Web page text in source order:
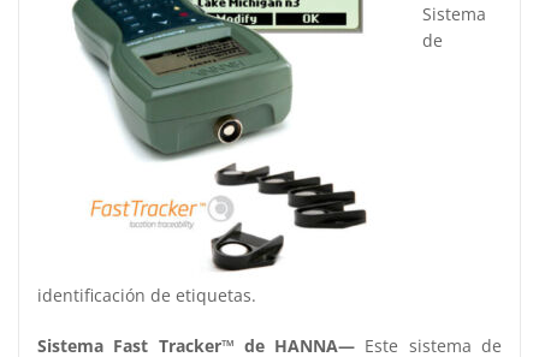
Sistema
de
identificación de etiquetas.
Sistema Fast Tracker™ de HANNA— Este sistema de